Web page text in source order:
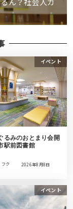
イベント
るみのおとまり会開
駅前図書館
フク 2026年8月8日
イベント